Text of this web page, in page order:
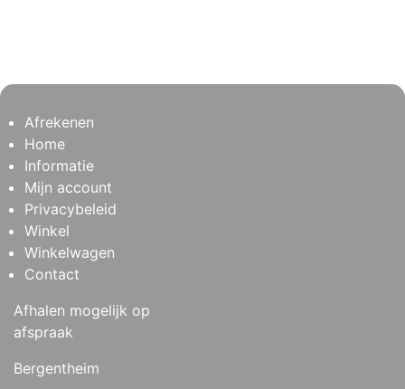
Afrekenen
Home
Informatie
Mijn account
Privacybeleid
Winkel
Winkelwagen
Contact
Afhalen mogelijk op
afspraak
Bergentheim